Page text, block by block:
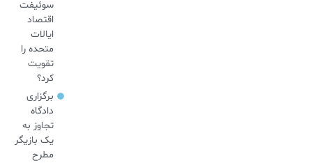
سوئیفت
اقتصاد
ایالات
متحده را
تقویت
کرد؟
برگزاری
دادگاه
تجاوز به
یک بازیگر
مطرح